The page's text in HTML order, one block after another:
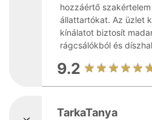
hozzáértő
állattartókat. Az üzlet
kínálatot biztosít
rágcsálókból és
9.2
TarkaTanya